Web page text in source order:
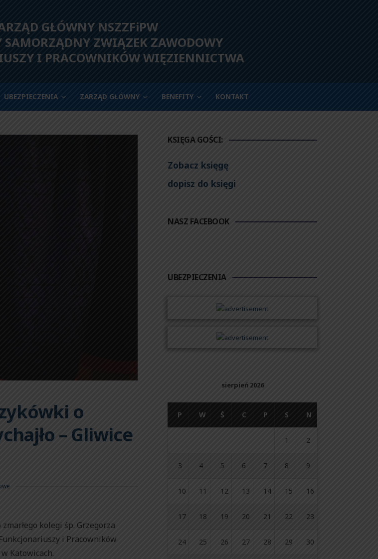
NSZZFiPW
ZWIĄZEK ZAWODOWY
I PRACOWNIKÓW WIĘZIENNICTWA
UBEZPIECZENIA ZARZĄD GŁÓWNY BENEFITY KONTAKT
o
– Gliwice
kolegi śp. Grzegorza
i Pracowników
Katowicach.
KSIĘGA GOŚCI:
Zobacz księgę
dopisz do księgi
NASZ FACEBOOK
UBEZPIECZENIA
sierpień 2026
P W Ś C P S N
1 2
3 4 5 6 7 8 9
10 11 12 13 14 15 16
17 18 19 20 21 22 23
24 25 26 27 28 29 30